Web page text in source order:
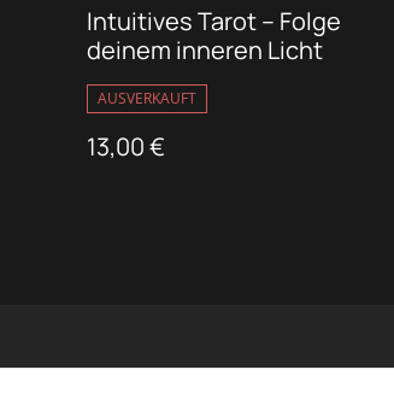
Intuitives Tarot – Folge
deinem inneren Licht
AUSVERKAUFT
13,00 €